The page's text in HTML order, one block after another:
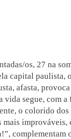
os, 27 na
capital paulista,
afasta,
vida segue, com
o colorido
improváveis,
complementam